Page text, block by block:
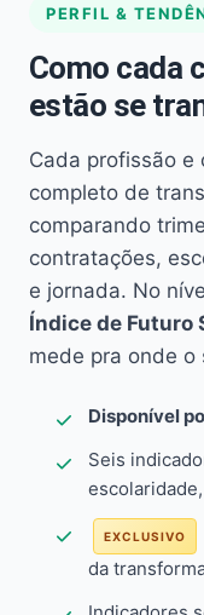
PERFIL &
Como cada
estão se
Cada profissão e
completo de
comparando
contratações,
e jornada. No
Índice de Futuro
mede pra onde o
Disponível
Seis
EXCLUSIVO
da